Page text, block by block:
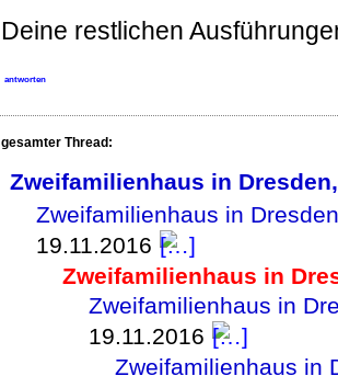
Deine restlichen
antworten
gesamter Thread:
Zweifamilienhaus in
Zweifamilienhaus in
19.11.2016
Zweifamilienhaus in
Zweifamilienhaus in
19.11.2016
Zweifamilienhaus in